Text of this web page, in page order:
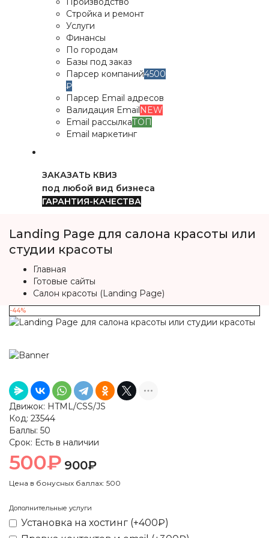
Стройка и ремонт
Услуги
Финансы
По городам
Базы под заказ
Парсер компаний4500
₽
Парсер Email адресов
Валидация EmailNEW
Email рассылкаТОП
Email маркетинг
ЗАКАЗАТЬ КВИЗ
под любой вид бизнеса
ГАРАНТИЯ-КАЧЕСТВА
Landing Page для салона красоты или
студии красоты
Главная
Готовые сайты
Салон красоты (Landing Page)
-44%
Движок: HTML/CSS/JS
Код: 23544
Баллы: 50
Срок: Есть в наличии
500₽ 900₽
Цена в бонусных баллах: 500
Дополнительные услуги
Установка на хостинг (+400₽)